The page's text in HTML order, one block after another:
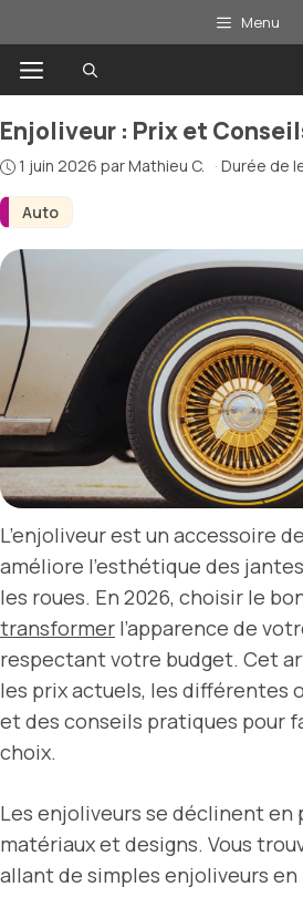
au
contenu
Menu
Menu
Auto
Enjoliveur : Prix et
1 juin 2026 parMathieu C. · Durée de
L’enjoliveur est un accessoire
améliore l’esthétique des
les roues. En 2026, choisir le
transformer l’apparence de
respectant votre budget. Cet
les prix actuels, les différentes
et des conseils pratiques pour
choix.
Les enjoliveurs se déclinent en
matériaux et designs. Vous
allant de simples enjoliveurs en